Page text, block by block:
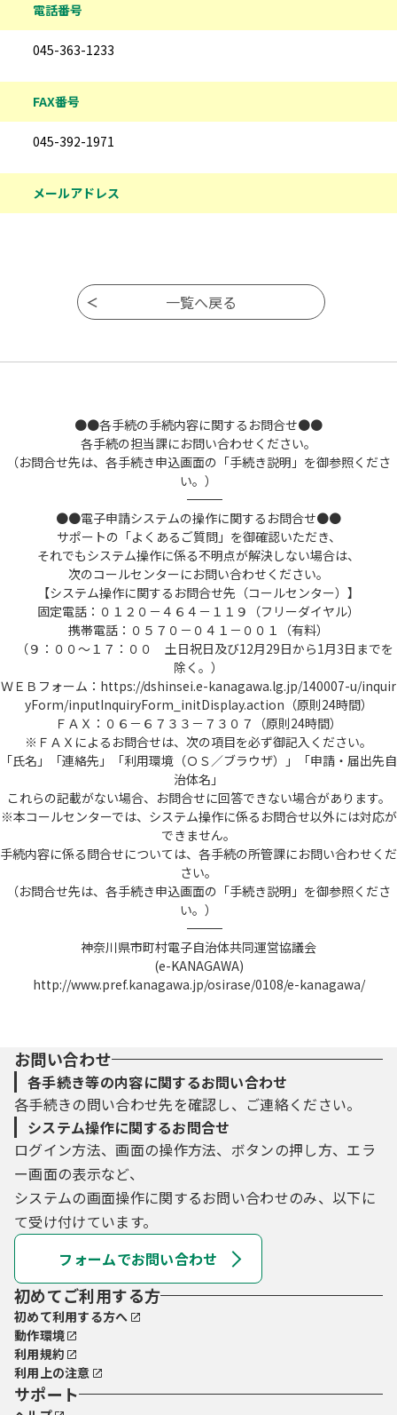
電話番号
045-363-1233
FAX番号
045-392-1971
メールアドレス
●●各手続の手続内容に関するお問合せ●●
各手続の担当課にお問い合わせください。
（お問合せ先は、各手続き申込画面の「手続き説明」を御参照くださ
い。）
――――――――――――――――――――――――――――――――――――――――――――――――――
●●電子申請システムの操作に関するお問合せ●●
サポートの「よくあるご質問」を御確認いただき、
それでもシステム操作に係る不明点が解決しない場合は、
次のコールセンターにお問い合わせください。
【システム操作に関するお問合せ先（コールセンター）】
固定電話：０１２０－４６４－１１９（フリーダイヤル）
携帯電話：０５７０－０４１－００１（有料）
（９：００～１７：００ 土日祝日及び12月29日から1月3日までを
除く。）
ＷＥＢフォーム：https://dshinsei.e-kanagawa.lg.jp/140007-u/inquir
yForm/inputInquiryForm_initDisplay.action（原則24時間）
ＦＡＸ：０６－６７３３－７３０７（原則24時間）
※ＦＡＸによるお問合せは、次の項目を必ず御記入ください。
「氏名」「連絡先」「利用環境（ＯＳ／ブラウザ）」「申請・届出先自
治体名」
これらの記載がない場合、お問合せに回答できない場合があります。
※本コールセンターでは、システム操作に係るお問合せ以外には対応が
できません。
手続内容に係る問合せについては、各手続の所管課にお問い合わせくだ
さい。
（お問合せ先は、各手続き申込画面の「手続き説明」を御参照くださ
い。）
――――――――――――――――――――――――――――――――――――――――――――――――――
神奈川県市町村電子自治体共同運営協議会
(e-KANAGAWA)
http://www.pref.kanagawa.jp/osirase/0108/e-kanagawa/
お問い合わせ
各手続き等の内容に関するお問い合わせ
各手続きの問い合わせ先を確認し、ご連絡ください。
システム操作に関するお問合せ
ログイン方法、画面の操作方法、ボタンの押し方、エラ
ー画面の表示など、
システムの画面操作に関するお問い合わせのみ、以下に
て受け付けています。
フォームでお問い合わせ
初めてご利用する方
初めて利用する方へ
動作環境
利用規約
利用上の注意
サポート